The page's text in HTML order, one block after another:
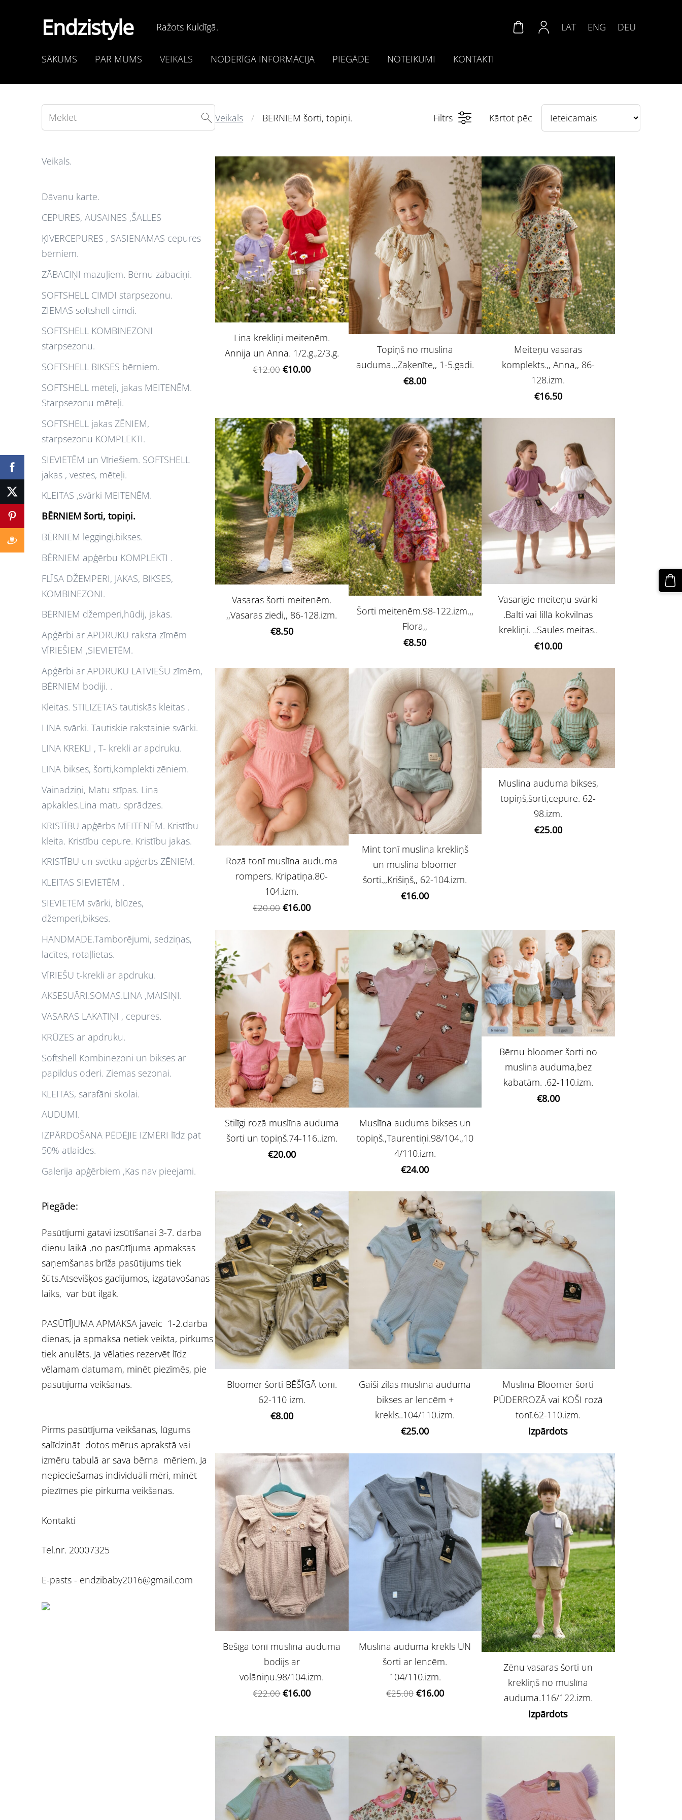
Endzistyle Ražots Kuldīgā.
SĀKUMS PAR MUMS VEIKALS NODERĪGA INFORMĀCIJA PIEGĀDE NOTEIKUMI KONTAKTI
LAT ENG DEU
Veikals.
Dāvanu karte.
CEPURES, AUSAINES ,ŠALLES
ĶIVERCEPURES , SASIENAMAS cepures
bērniem.
ZĀBACIŅI mazuļiem. Bērnu zābaciņi.
SOFTSHELL CIMDI starpsezonu.
ZIEMAS softshell cimdi.
SOFTSHELL KOMBINEZONI
starpsezonu.
SOFTSHELL BIKSES bērniem.
SOFTSHELL mēteļi, jakas MEITENĒM.
Starpsezonu mēteļi.
SOFTSHELL jakas ZĒNIEM,
starpsezonu KOMPLEKTI.
SIEVIETĒM un Vīriešiem. SOFTSHELL
jakas , vestes, mēteļi.
KLEITAS ,svārki MEITENĒM.
BĒRNIEM šorti, topiņi.
BĒRNIEM leggingi,bikses.
BĒRNIEM apģērbu KOMPLEKTI .
FLĪSA DŽEMPERI, JAKAS, BIKSES,
KOMBINEZONI.
BĒRNIEM džemperi,hūdij, jakas.
Apģērbi ar APDRUKU raksta zīmēm
VĪRIEŠIEM ,SIEVIETĒM.
Apģērbi ar APDRUKU LATVIEŠU zīmēm,
BĒRNIEM bodiji. .
Kleitas. STILIZĒTAS tautiskās kleitas .
LINA svārki. Tautiskie rakstainie svārki.
LINA KREKLI , T- krekli ar apdruku.
LINA bikses, šorti,komplekti zēniem.
Vainadziņi, Matu stīpas. Lina
apkakles.Lina matu sprādzes.
KRISTĪBU apģērbs MEITENĒM. Kristību
kleita. Kristību cepure. Kristību jakas.
KRISTĪBU un svētku apģērbs ZĒNIEM.
KLEITAS SIEVIETĒM .
SIEVIETĒM svārki, blūzes,
džemperi,bikses.
HANDMADE.Tamborējumi, sedziņas,
lacītes, rotaļlietas.
VĪRIEŠU t-krekli ar apdruku.
AKSESUĀRI.SOMAS.LINA ,MAISIŅI.
VASARAS LAKATIŅI , cepures.
KRŪZES ar apdruku.
Softshell Kombinezoni un bikses ar
papildus oderi. Ziemas sezonai.
KLEITAS, sarafāni skolai.
AUDUMI.
IZPĀRDOŠANA PĒDĒJIE IZMĒRI līdz pat
50% atlaides.
Galerija apģērbiem ,Kas nav pieejami.
Piegāde:
Pasūtījumi gatavi izsūtīšanai 3-7. darba
dienu laikā ,no pasūtījuma apmaksas
saņemšanas brīža pasūtijums tiek
šūts.Atsevišķos gadījumos, izgatavošanas
laiks, var būt ilgāk.
PASŪTĪJUMA APMAKSA jāveic 1-2.darba
dienas, ja apmaksa netiek veikta, pirkums
tiek anulēts. Ja vēlaties rezervēt līdz
vēlamam datumam, minēt piezīmēs, pie
pasūtījuma veikšanas.
Pirms pasūtījuma veikšanas, lūgums
salīdzināt dotos mērus aprakstā vai
izmēru tabulā ar sava bērna mēriem. Ja
nepieciešamas individuāli mēri, minēt
piezīmes pie pirkuma veikšanas.
Kontakti
Tel.nr. 20007325
E-pasts - endzibaby2016@gmail.com
Veikals BĒRNIEM šorti, topiņi. Filtrs Kārtot pēc
Lina krekliņi meitenēm.
Annija un Anna. 1/2.g.,2/3.g.
€12.00 €10.00
Topiņš no muslina
auduma.,,Zaķenīte,, 1-5.gadi.
€8.00
Meiteņu vasaras
komplekts.,, Anna,, 86-
128.izm.
€16.50
Vasaras šorti meitenēm.
,,Vasaras ziedi,, 86-128.izm.
€8.50
Šorti meitenēm.98-122.izm.,,
Flora,,
€8.50
Vasarīgie meiteņu svārki
.Balti vai lillā kokvilnas
krekliņi. ..Saules meitas..
€10.00
Rozā tonī muslīna auduma
rompers. Kripatiņa.80-
104.izm.
€20.00 €16.00
Mint tonī muslina krekliņš
un muslina bloomer
šorti.,,Krišiņš,, 62-104.izm.
€16.00
Muslina auduma bikses,
topiņš,šorti,cepure. 62-
98.izm.
€25.00
Stilīgi rozā muslīna auduma
šorti un topiņš.74-116..izm.
€20.00
Muslīna auduma bikses un
topiņš.,Taurentiņi.98/104.,10
4/110.izm.
€24.00
Bērnu bloomer šorti no
muslina auduma,bez
kabatām. .62-110.izm.
€8.00
Bloomer šorti BĒŠĪGĀ tonī.
62-110 izm.
€8.00
Gaiši zilas muslīna auduma
bikses ar lencēm +
krekls..104/110.izm.
€25.00
Muslīna Bloomer šorti
PŪDERROZĀ vai KOŠI rozā
tonī.62-110.izm.
Izpārdots
Bēšīgā tonī muslīna auduma
bodijs ar
volāniņu.98/104.izm.
€22.00 €16.00
Muslīna auduma krekls UN
šorti ar lencēm.
104/110.izm.
€25.00 €16.00
Zēnu vasaras šorti un
krekliņš no muslīna
auduma.116/122.izm.
Izpārdots